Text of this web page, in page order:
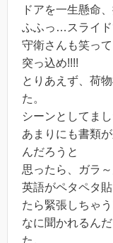
ドアを一生懸命
ふふっ…スライド
守衛さんも笑って
突っ込め!!!!
とりあえず、荷
た。
シーンとしてまし
あまりにも書類
んだろうと
思ったら、ガラ
英語がペタペタ
たら緊張しちゃう
なに聞かれるん
た。